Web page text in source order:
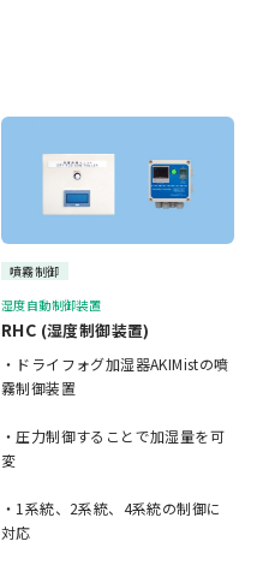
噴霧制御
湿度自動制御装置
RHC (湿度制御装置)
・ドライフォグ加湿器AKIMistの噴
霧制御装置
・圧力制御することで加湿量を可
変
・1系統、2系統、4系統の制御に
対応